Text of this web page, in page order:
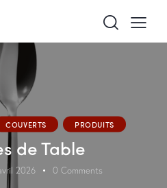
COUVERTS PRODUITS
de Table
2026 0 Comments